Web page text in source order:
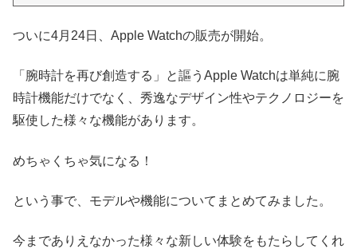
ついに4月24日、Apple Watchの販売が開始。
「腕時計を再び創造する」と謳うApple Watchは単純に腕
時計機能だけでなく、秀逸なデザイン性やテクノロジーを
駆使した様々な機能があります。
めちゃくちゃ気になる！
という事で、モデルや機能についてまとめてみました。
今までありえなかった様々な新しい体験をもたらしてくれ